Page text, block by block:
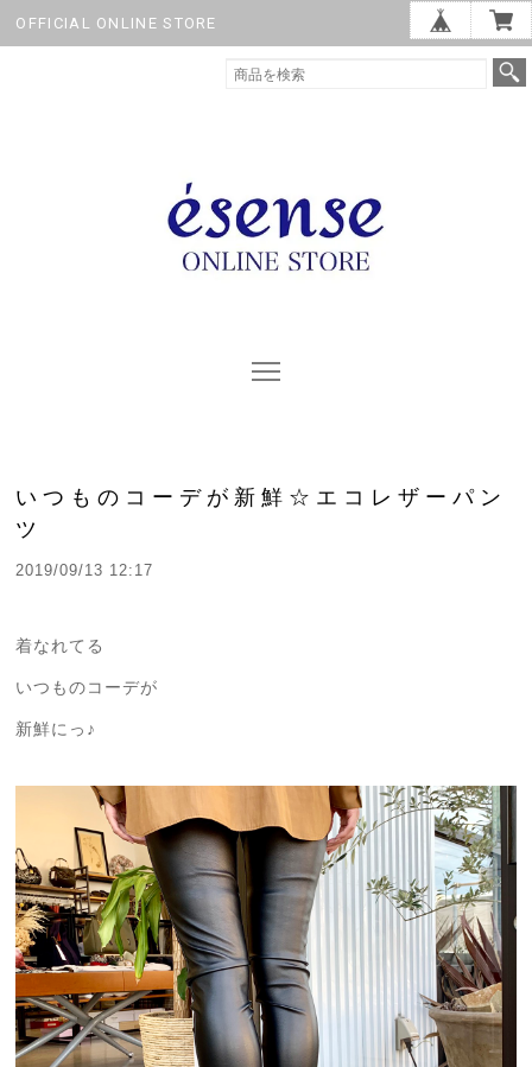
OFFICIAL ONLINE STORE
いつものコーデが新鮮☆エコレザーパン
ツ
2019/09/13 12:17
着なれてる
いつものコーデが
新鮮にっ♪